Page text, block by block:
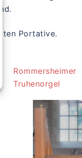
Portative.
Rommersheimer
Truhenorgel